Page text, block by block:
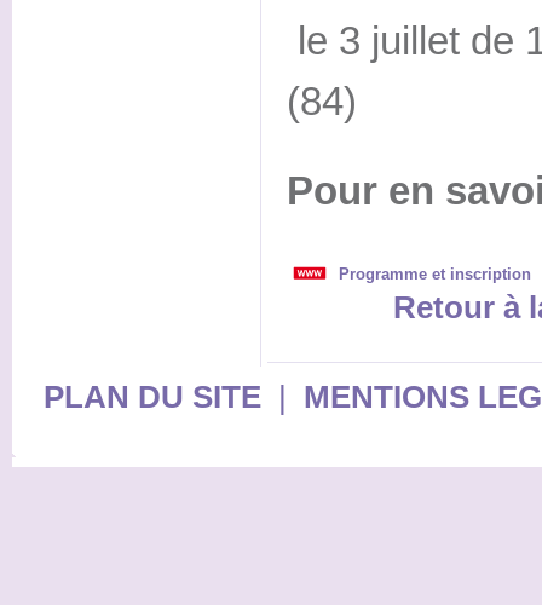
 le 3 juillet
(84)
Pour en
Programme et inscription
Retour à
PLAN DU SITE| MENTIONS